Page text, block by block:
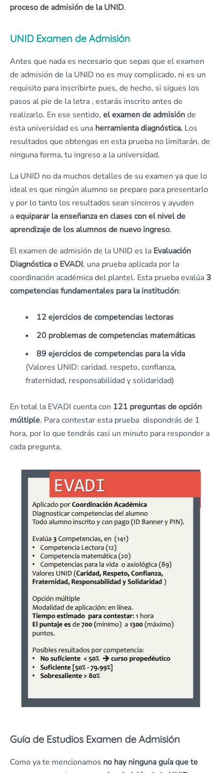
proceso de admisión de la UNID.
UNID Examen de Admisión
Antes que nada es necesario que sepas que el examen
de admisión de la UNID no es muy complicado, ni es un
requisito para inscribirte pues, de hecho, si sigues los
pasos al pie de la letra , estarás inscrito antes de
realizarlo. En ese sentido, el examen de admisiónde
esta universidad es una herramienta diagnóstica. Los
resultados que obtengas en esta prueba no limitarán, de
ninguna forma, tu ingreso a la universidad.
La UNID no da muchos detalles de su examen ya que lo
ideal es que ningún alumno se prepare para presentarlo
y por lo tanto los resultados sean sinceros y ayuden
aequiparar la enseñanza en clases con el nivel de
aprendizaje de los alumnos de nuevo ingreso.
El examen de admisión de la UNID es la Evaluación
Diagnóstica o EVADI, una prueba aplicada por la
coordinación académica del plantel. Esta prueba evalúa 3
competencias fundamentales para la institución:
12 ejercicios de competencias lectoras
20 problemas de competencias matemáticas
89 ejercicios de competencias para la vida
(Valores UNID: caridad, respeto, confianza,
fraternidad, responsabilidad y solidaridad)
En total la EVADI cuenta con 121 preguntas de opción
múltiple. Para contestar esta prueba dispondrás de 1
hora, por lo que tendrás casi un minuto para responder a
cada pregunta.
Guía de Estudios Examen de Admisión
Como ya te mencionamos no hay ninguna guía que te